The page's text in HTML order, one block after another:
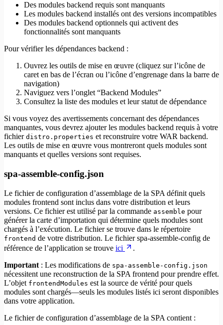
Des modules backend requis sont manquants
Les modules backend installés ont des versions incompatibles
Des modules backend optionnels qui activent des
fonctionnalités sont manquants
Pour vérifier les dépendances backend :
Ouvrez les outils de mise en œuvre (cliquez sur l’icône de
caret en bas de l’écran ou l’icône d’engrenage dans la barre de
navigation)
Naviguez vers l’onglet “Backend Modules”
Consultez la liste des modules et leur statut de dépendance
Si vous voyez des avertissements concernant des dépendances
manquantes, vous devrez ajouter les modules backend requis à votre
fichier distro.properties et reconstruire votre WAR backend.
Les outils de mise en œuvre vous montreront quels modules sont
manquants et quelles versions sont requises.
spa-assemble-config.json
Le fichier de configuration d’assemblage de la SPA définit quels
modules frontend sont inclus dans votre distribution et leurs
versions. Ce fichier est utilisé par la commande assemble pour
générer la carte d’importation qui détermine quels modules sont
chargés à l’exécution. Le fichier se trouve dans le répertoire
frontend de votre distribution. Le fichier spa-assemble-config de
référence de l’application se trouve ici
.
Important : Les modifications de spa-assemble-config.json
nécessitent une reconstruction de la SPA frontend pour prendre effet.
L’objet frontendModules est la source de vérité pour quels
modules sont chargés—seuls les modules listés ici seront disponibles
dans votre application.
Le fichier de configuration d’assemblage de la SPA contient :